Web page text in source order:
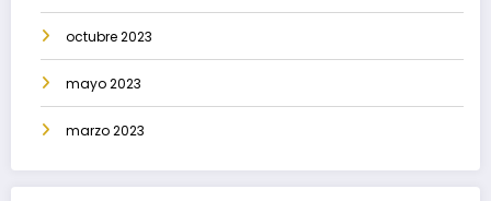
octubre 2023
mayo 2023
marzo 2023